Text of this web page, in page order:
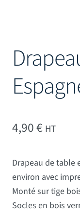
4,90€ HT
Drapeau de table
environ avec
Monté sur tige
Socles en bois